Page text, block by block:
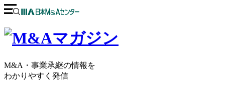
M&A・事業承継の情報を
わかりやすく発信